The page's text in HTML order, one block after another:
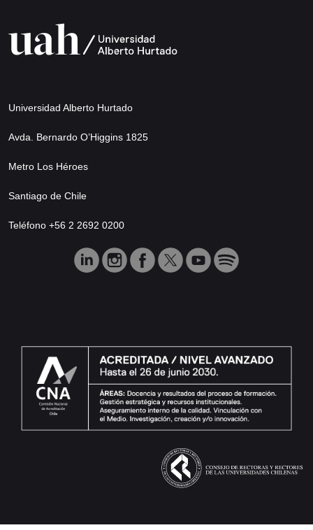
Universidad Alberto Hurtado
Avda. Bernardo O’Higgins 1825
Metro Los Héroes
Santiago de Chile
Teléfono +56 2 2692 0200